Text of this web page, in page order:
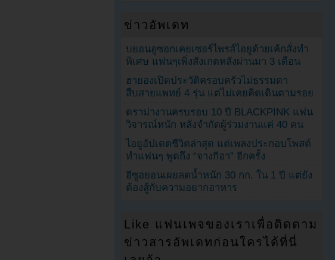
ข่าวอัพเดท
บยอนอูซอกเคยเซอร์ไพรส์ไอยูด้วยเค้กสั่งทำ
พิเศษ แฟนๆเพิ่งสังเกตหลังผ่านมา 3 เดือน
ฮายองเปิดประวัติครอบครัวไม่ธรรมดา
สืบสายแพทย์ 4 รุ่น แต่ไม่เคยคิดเดินตามรอย
ดราม่างานครบรอบ 10 ปี BLACKPINK แฟน
วิจารณ์หนัก หลังจำกัดผู้ร่วมงานแค่ 40 คน
ไอยูอัปเดตชีวิตล่าสุด แต่เพลงประกอบโพสต์
ทำแฟนๆ พูดถึง “จางกีฮา” อีกครั้ง
อีซูฮยอนเผยลดน้ำหนัก 30 กก. ใน 1 ปี แต่ยัง
ต้องสู้กับความอยากอาหาร
Like แฟนเพจของเราเพื่อติดตาม
ข่าวสารอัพเดทก่อนใครได้ที่นี่